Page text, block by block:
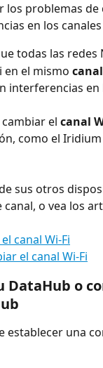
problemas de
en los canales
todas las redes
en el mismo canal
interferencias
cambiar el canal
como el Iridium
sus otros
o vea los
canal Wi-Fi
el canal Wi-Fi
o
establecer una